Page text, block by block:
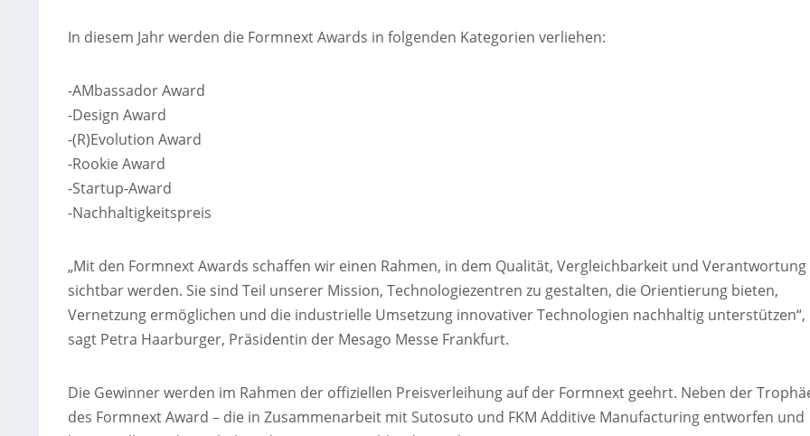
In diesem Jahr werden die Formnext Awards in folgenden Kategorien verliehen:
-AMbassador Award
-Design Award
-(R)Evolution Award
-Rookie Award
-Startup-Award
-Nachhaltigkeitspreis
„Mit den Formnext Awards schaffen wir einen Rahmen, in dem Qualität, Vergleichbarkeit und Verantwortung
sichtbar werden. Sie sind Teil unserer Mission, Technologiezentren zu gestalten, die Orientierung bieten,
Vernetzung ermöglichen und die industrielle Umsetzung innovativer Technologien nachhaltig unterstützen“,
sagt Petra Haarburger, Präsidentin der Mesago Messe Frankfurt.
Die Gewinner werden im Rahmen der offiziellen Preisverleihung auf der Formnext geehrt. Neben der
des Formnext Award – die in Zusammenarbeit mit Sutosuto und FKM Additive Manufacturing entworfen und